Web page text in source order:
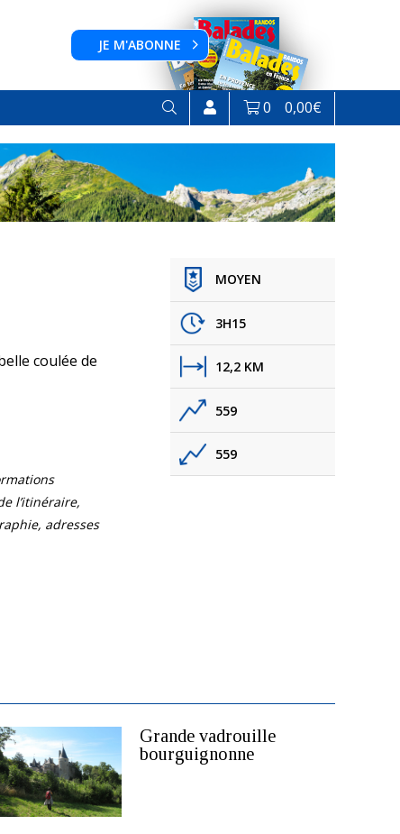
JE M'ABONNE
0 0,00€
coulée de
l’itinéraire,
adresses
MOYEN
3H15
12,2 KM
559
559
Grande vadrouille
bourguignonne